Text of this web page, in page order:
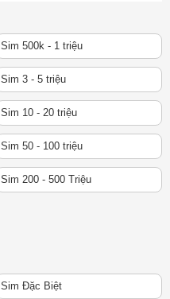
Sim 500k - 1 triệu
Sim 3 - 5 triệu
Sim 10 - 20 triệu
Sim 50 - 100 triệu
Sim 200 - 500 Triệu
Sim Đặc Biệt